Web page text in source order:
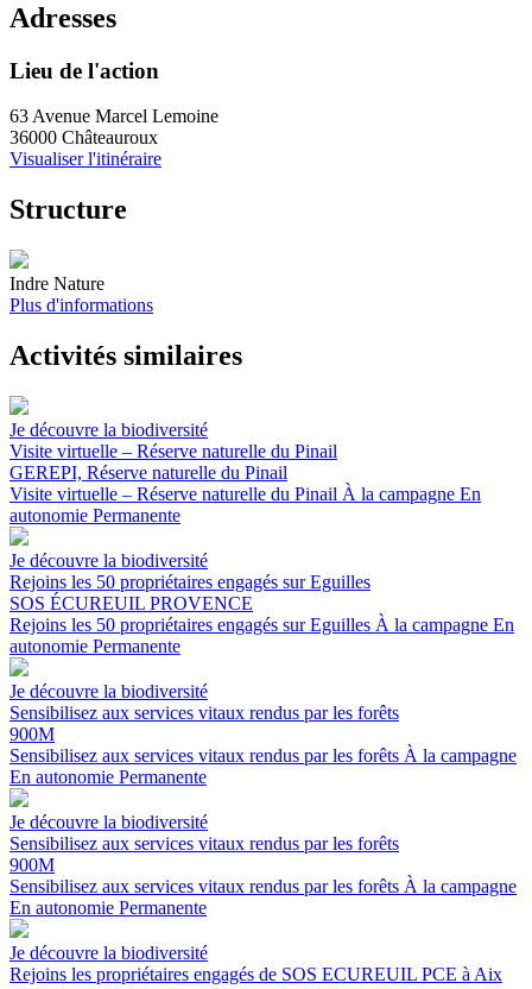
Adresses
Lieu de l'action
63 Avenue Marcel Lemoine
36000 Châteauroux
Visualiser l'itinéraire
Structure
Indre Nature
Plus d'informations
Activités similaires
Je découvre la biodiversité
Visite virtuelle – Réserve naturelle du Pinail
GEREPI, Réserve naturelle du Pinail
Visite virtuelle – Réserve naturelle du Pinail À la campagne En
autonomie Permanente
Je découvre la biodiversité
Rejoins les 50 propriétaires engagés sur Eguilles
SOS ÉCUREUIL PROVENCE
Rejoins les 50 propriétaires engagés sur Eguilles À la campagne En
autonomie Permanente
Je découvre la biodiversité
Sensibilisez aux services vitaux rendus par les forêts
900M
Sensibilisez aux services vitaux rendus par les forêts À la campagne
En autonomie Permanente
Je découvre la biodiversité
Sensibilisez aux services vitaux rendus par les forêts
900M
Sensibilisez aux services vitaux rendus par les forêts À la campagne
En autonomie Permanente
Je découvre la biodiversité
Rejoins les propriétaires engagés de SOS ECUREUIL PCE à Aix